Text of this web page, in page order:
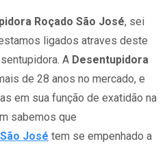
Roçado São José, sei
ligados atraves deste
A Desentupidora
de 28 anos no mercado, e
em sua função de exatidão na
sabemos que
José tem se empenhado a